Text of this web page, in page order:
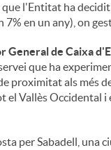
l'Entitat ha
7% en un any), on
General de Caixa
que ha
proximitat als més
el Vallès Occidental
per Sabadell, una